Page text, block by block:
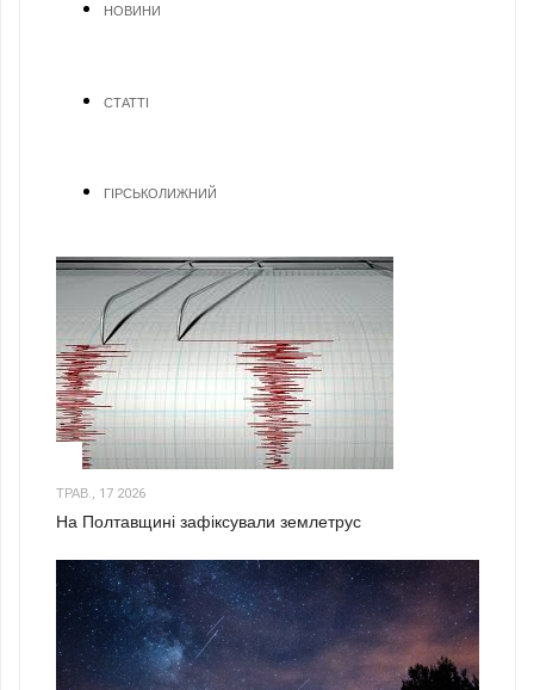
НОВИНИ
СТАТТІ
ГІРСЬКОЛИЖНИЙ
ТРАВ., 17 2026
На Полтавщині зафіксували землетрус